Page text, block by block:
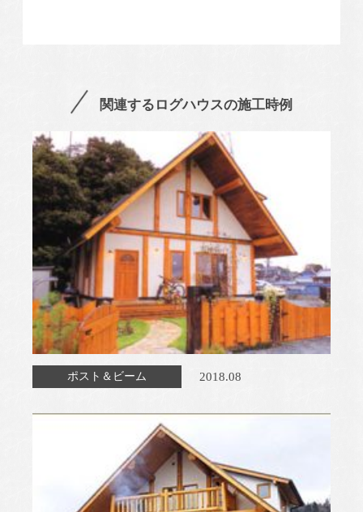
関連するログハウスの施工時例
ポスト＆ビーム 2018.08